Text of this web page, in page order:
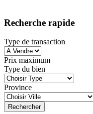
Recherche rapide
Type de transaction
Prix maximum
Type du bien
Province